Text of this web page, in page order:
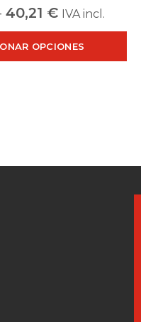
40,21 € IVA incl.
OPCIONES